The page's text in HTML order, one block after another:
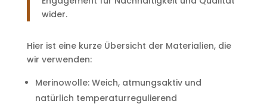
wider.
Hier ist eine kurze Übersicht der Materialien, die
wir verwenden:
Merinowolle: Weich, atmungsaktiv und
natürlich temperaturregulierend